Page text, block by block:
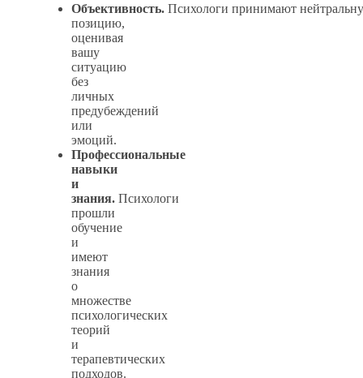
Объективность. Психологи принимают
позицию,
оценивая
вашу
ситуацию
без
личных
предубеждений
или
эмоций.
Профессиональные
навыки
и
знания. Психологи
прошли
обучение
и
имеют
знания
о
множестве
психологических
теорий
и
терапевтических
подходов.